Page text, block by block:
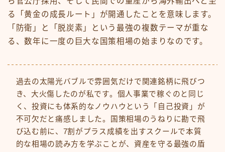
る「黄金の成長ルート」が開通したことを意味します。
「防衛」と「脱炭素」という最強の複数テーマが重な
る、数年に一度の巨大な国策相場の始まりなのです。
過去の太陽光バブルで雰囲気だけで関連銘柄に飛びつ
き、大火傷したのが私です。個人事業で稼ぐのと同じ
く、投資にも体系的なノウハウという「自己投資」が
不可欠だと痛感しました。国策相場のうねりに勘で飛
び込む前に、7割がプラス成績を出すスクールで本質
的な相場の読み方を学ぶことが、資産を守る最強の盾